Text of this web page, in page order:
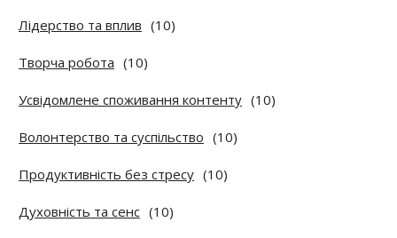
Лідерство та вплив (10)
Творча робота (10)
Усвідомлене споживання контенту (10)
Волонтерство та суспільство (10)
Продуктивність без стресу (10)
Духовність та сенс (10)